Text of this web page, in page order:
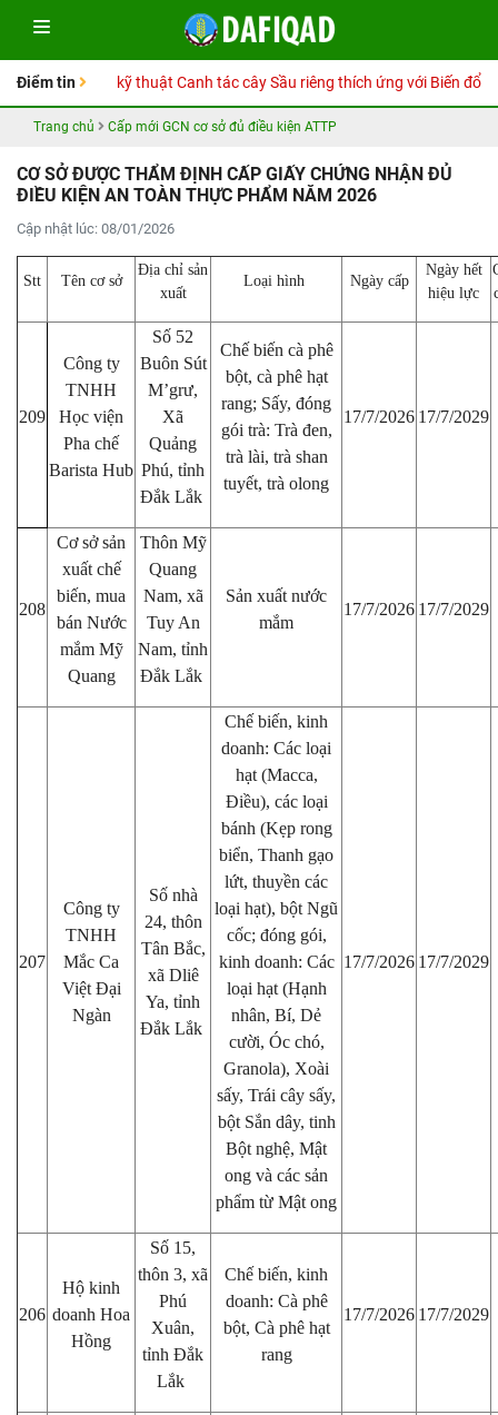
Điểm tin
Hướng dẫn kỹ thuật Canh tác cây Sầu riêng thích ứng với Biến đổi khí
Trang chủ Cấp mới GCN cơ sở đủ điều kiện ATTP
CƠ SỞ ĐƯỢC THẨM ĐỊNH CẤP GIẤY CHỨNG NHẬN ĐỦ
ĐIỀU KIỆN AN TOÀN THỰC PHẨM NĂM 2026
Cập nhật lúc: 08/01/2026
Stt Tên cơ sở
Địa chỉ sản
xuất
Loại hình Ngày cấp
Ngày hết
hiệu lực
209
Công ty
TNHH
Học viện
Pha chế
Barista Hub
Số 52
Buôn Sút
M’grư,
Xã
Quảng
Phú, tỉnh
Đắk Lắk
Chế biến cà phê
bột, cà phê hạt
rang; Sấy, đóng
gói trà: Trà đen,
trà lài, trà shan
tuyết, trà olong
17/7/2026 17/7/2029
208
Cơ sở sản
xuất chế
biến, mua
bán Nước
mắm Mỹ
Quang
Thôn Mỹ
Quang
Nam, xã
Tuy An
Nam, tỉnh
Đắk Lắk
Sản xuất nước
mắm
17/7/2026 17/7/2029
207
Công ty
TNHH
Mắc Ca
Việt Đại
Ngàn
Số nhà
24, thôn
Tân Bắc,
xã Dliê
Ya, tỉnh
Đắk Lắk
Chế biến, kinh
doanh: Các loại
hạt (Macca,
Điều), các loại
bánh (Kẹp rong
biển, Thanh gạo
lứt, thuyền các
loại hạt), bột Ngũ
cốc; đóng gói,
kinh doanh: Các
loại hạt (Hạnh
nhân, Bí, Dẻ
cười, Óc chó,
Granola), Xoài
sấy, Trái cây sấy,
bột Sắn dây, tinh
Bột nghệ, Mật
ong và các sản
phẩm từ Mật ong
17/7/2026 17/7/2029
206
Hộ kinh
doanh Hoa
Hồng
Số 15,
thôn 3, xã
Phú
Xuân,
tỉnh Đắk
Lắk
Chế biến, kinh
doanh: Cà phê
bột, Cà phê hạt
rang
17/7/2026 17/7/2029